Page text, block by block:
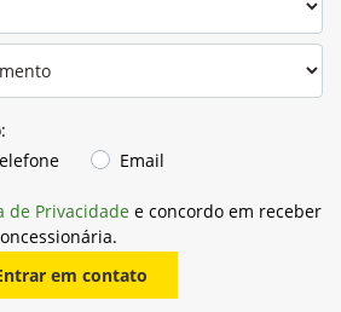
Email
de Privacidade e concordo em receber
em contato